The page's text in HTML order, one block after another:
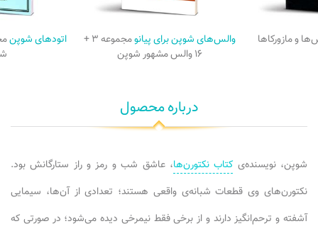
و مازورکاها والس‌های شوپن برای پیانو
مجموعه ۳ +
۱۶ والس مشهور شوپن
اتودهای شوپن
درباره محصول
شوپن، نویسنده‌ی کتاب نکتورن‌ها، عاشق شب و رمز و راز ستارگانش بود.
نکتورن‌های وی قطعات شبانه‌ی واقعی هستند؛ تعدادی از آن‌ها، سیمایی
آشفته و ترحم‌انگیز دارند و از برخی فقط نیمرخی دیده می‌شود؛ در صورتی که